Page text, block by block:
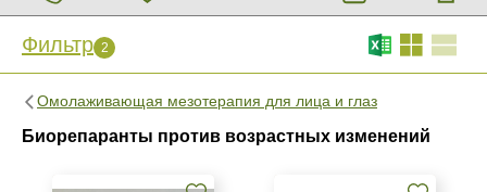
Фильтр 2
Омолаживающая мезотерапия для лица и глаз
Биорепаранты против возрастных изменений
Фильтр 2 Сброс